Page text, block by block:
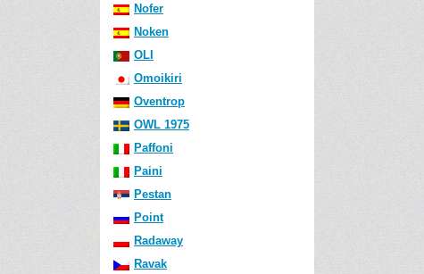
Nofer
Noken
OLI
Omoikiri
Oventrop
OWL 1975
Paffoni
Paini
Pestan
Point
Radaway
Ravak